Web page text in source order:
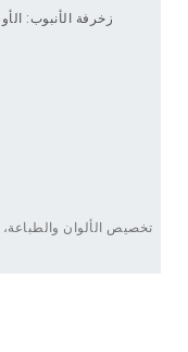
زخرفة الأنبوب:
تخصيص الألوان والطباعة،